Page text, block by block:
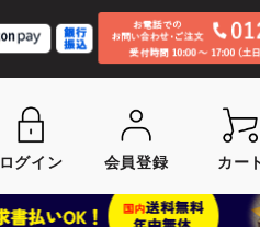
ログイン 会員登録 カー